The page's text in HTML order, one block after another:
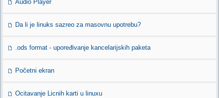
Audio Player
Da li je linuks sazreo za masovnu upotrebu?
.ods format - upoređivanje kancelarijskih paketa
Početni ekran
Ocitavanje Licnih karti u linuxu